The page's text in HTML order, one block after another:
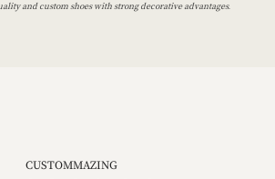
and custom shoes with strong decorative advantages.
CUSTOMMAZING